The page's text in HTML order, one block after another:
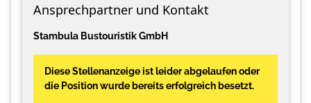
Ansprechpartner und Kontakt
Stambula Bustouristik GmbH
Diese Stellenanzeige ist leider abgelaufen oder
die Position wurde bereits erfolgreich besetzt.